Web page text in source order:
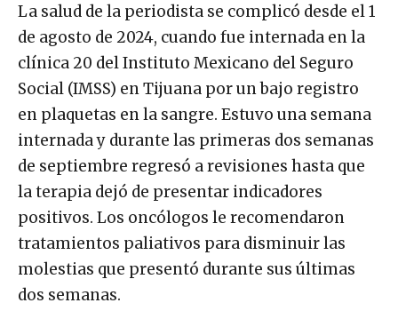
La salud de la periodista se complicó desde el 1
de agosto de 2024, cuando fue internada en la
clínica 20 del Instituto Mexicano del Seguro
Social (IMSS) en Tijuana por un bajo registro
en plaquetas en la sangre. Estuvo una semana
internada y durante las primeras dos semanas
de septiembre regresó a revisiones hasta que
la terapia dejó de presentar indicadores
positivos. Los oncólogos le recomendaron
tratamientos paliativos para disminuir las
molestias que presentó durante sus últimas
dos semanas.